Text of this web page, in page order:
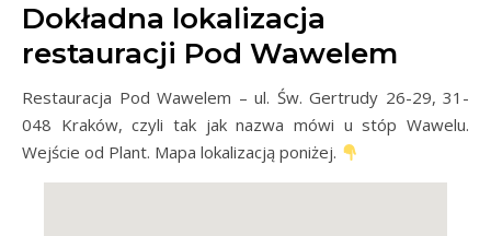
Dokładna lokalizacja
restauracji Pod Wawelem
Restauracja Pod Wawelem – ul. Św. Gertrudy 26-29, 31-
048 Kraków, czyli tak jak nazwa mówi u stóp Wawelu.
Wejście od Plant. Mapa lokalizacją poniżej.